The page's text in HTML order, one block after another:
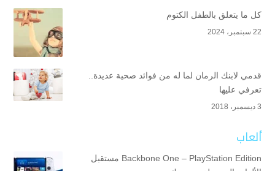
كل ما يتعلق بالطفل الكتوم
22 سبتمبر، 2024
قدمي لابنك الرمان لما له من فوائد صحية عديدة..
تعرفي عليها
3 ديسمبر، 2018
ألعاب
Backbone One – PlayStation Edition مستقبل